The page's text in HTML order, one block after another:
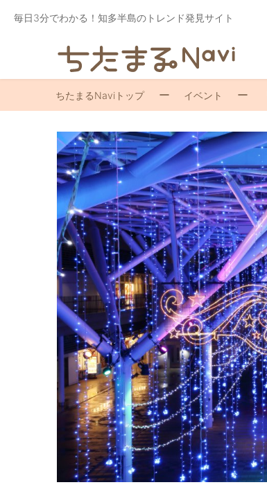
毎日3分でわかる！知多半島のトレンド発見サイト
ちたまるNaviトップ イベント